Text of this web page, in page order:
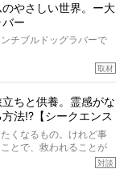
しました。
のやさしい世界。ー大
ー
チブルドッグラバーで
のフレンチブルドッグ
じであることに、なん
た。
らしを、BUHI編集長の
せていただきます。
取材
立ちと供養。霊感がな
法!?【シークエンス
くなるもの。けれど事
とで、救われることが
対談